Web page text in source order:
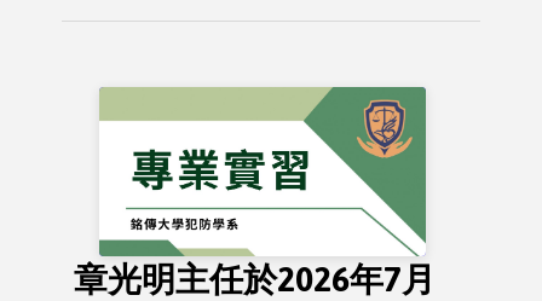
章光明主任於2026年7月